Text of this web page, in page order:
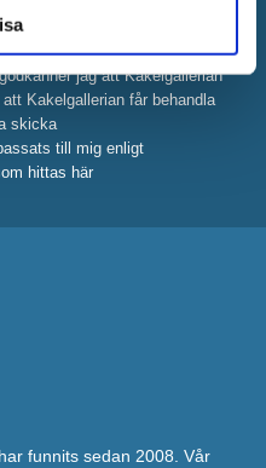
jag att Kakelgallerian
Kakelgallerian får behandla
skicka
till mig enligt
hittas här
funnits sedan 2008. Vår